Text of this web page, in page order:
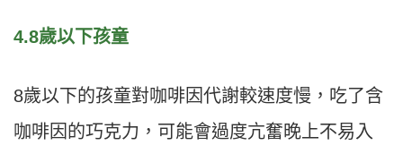
4.8歲以下孩童
8歲以下的孩童對咖啡因代謝較速度慢，吃了含
咖啡因的巧克力，可能會過度亢奮晚上不易入